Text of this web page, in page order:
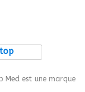
Med est une marque